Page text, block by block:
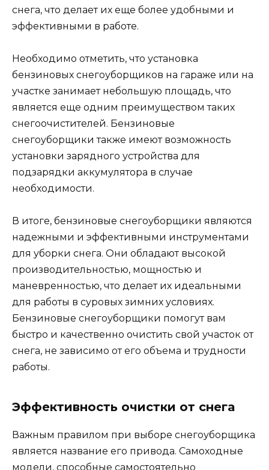
снега, что делает их еще более удобными и
эффективными в работе.
Необходимо отметить, что установка
бензиновых снегоуборщиков на гараже или на
участке занимает небольшую площадь, что
является еще одним преимуществом таких
снегоочистителей. Бензиновые
снегоуборщики также имеют возможность
установки зарядного устройства для
подзарядки аккумулятора в случае
необходимости.
В итоге, бензиновые снегоуборщики являются
надежными и эффективными инструментами
для уборки снега. Они обладают высокой
производительностью, мощностью и
маневренностью, что делает их идеальными
для работы в суровых зимних условиях.
Бензиновые снегоуборщики помогут вам
быстро и качественно очистить свой участок от
снега, не зависимо от его объема и трудности
работы.
Эффективность очистки от снега
Важным правилом при выборе снегоуборщика
является название его привода. Самоходные
модели, способные самостоятельно